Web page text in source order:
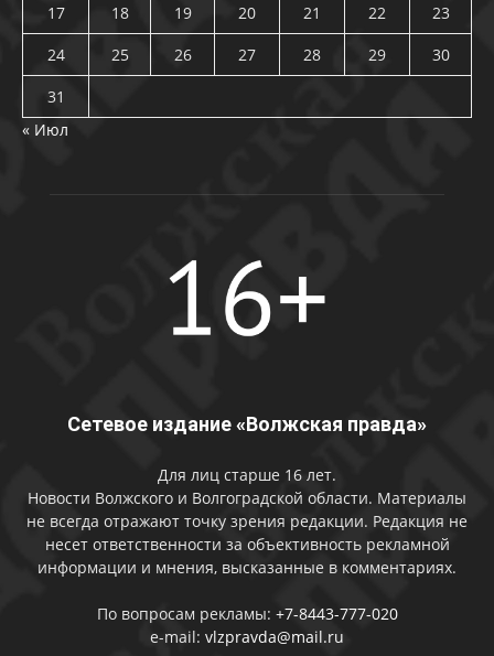
17
18 19 20 21 22
23
24
25 26 27 28 29
30
31
« Июл
Сетевое издание «Волжская правда»
Для лиц старше 16 лет.
Новости Волжского и Волгоградской области. Материалы
не всегда отражают точку зрения редакции. Редакция не
несет ответственности за объективность рекламной
информации и мнения, высказанные в комментариях.
По вопросам рекламы: +7-8443-777-020
e-mail: vlzpravda@mail.ru